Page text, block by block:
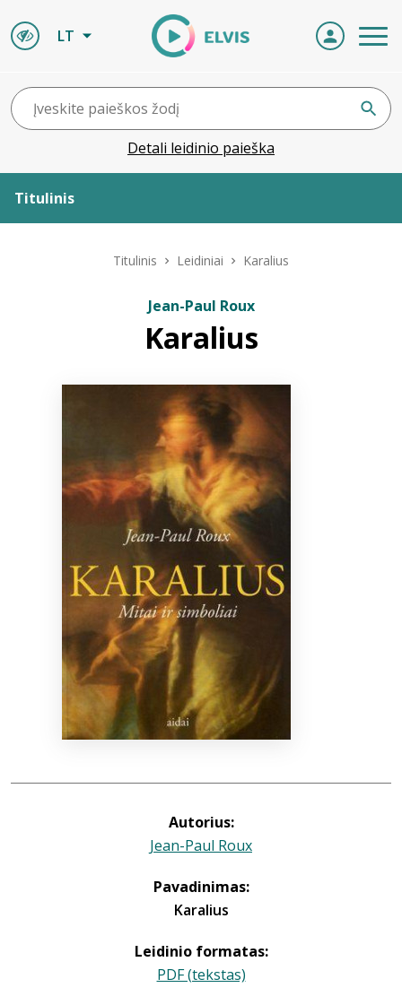
LT
Detali leidinio paieška
Titulinis
+370 667 80 541
info@elvislab.lt
Titulinis Leidiniai Karalius
Jean-Paul Roux
Karalius
Autorius:
Jean-Paul Roux
Pavadinimas:
Karalius
Leidinio formatas:
PDF (tekstas)